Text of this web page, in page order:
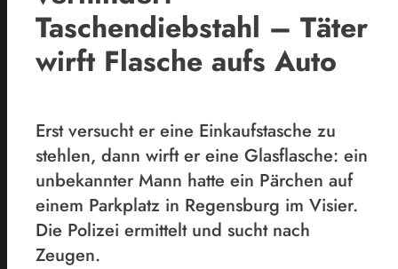
Taschendiebstahl – Täter
wirft Flasche aufs Auto
Erst versucht er eine Einkaufstasche zu
stehlen, dann wirft er eine Glasflasche: ein
unbekannter Mann hatte ein Pärchen auf
einem Parkplatz in Regensburg im Visier.
Die Polizei ermittelt und sucht nach
Zeugen.